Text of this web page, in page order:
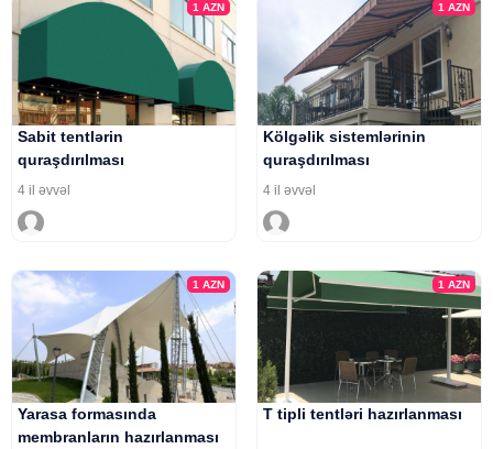
1AZN
Sabit tentlərin
quraşdırılması
4 il əvvəl
1 AZN
Kölgəlik sistemlərinin
quraşdırılması
4 il əvvəl
1AZN
Yarasa formasında
membranların hazırlanması
1 AZN
T tipli tentləri hazırlanması